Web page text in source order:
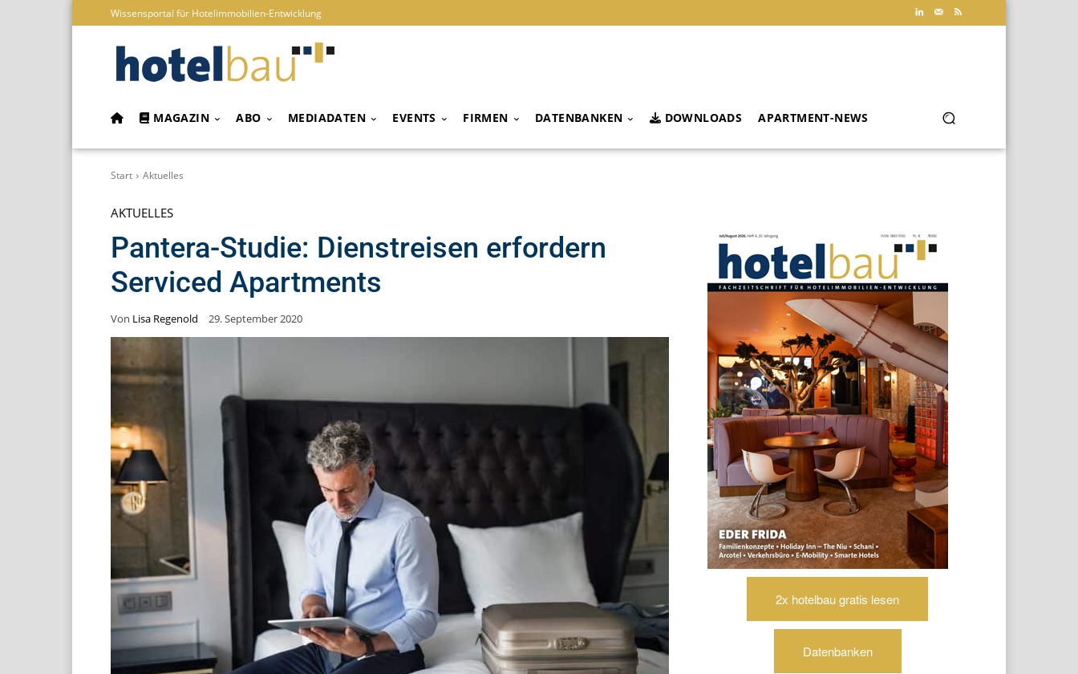
Wissensportal für Hotelimmobilien-Entwicklung
MAGAZIN ABO MEDIADATEN EVENTS FIRMEN DATENBANKEN DOWNLOADS APARTMENT-NEWS
Start Aktuelles
AKTUELLES
Pantera-Studie: Dienstreisen erfordern
Serviced Apartments
Von Lisa Regenold 29. September 2020
2x hotelbau gratis lesen
Datenbanken